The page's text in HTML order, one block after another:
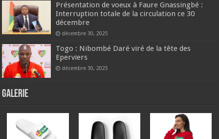
Présentation de voeux à Faure Gnassingbé :
Interruption totale de la circulation ce 30
décembre
décembre 30, 2025
Togo : Nibombé Daré viré de la tête des
Eperviers
décembre 30, 2025
GALERIE